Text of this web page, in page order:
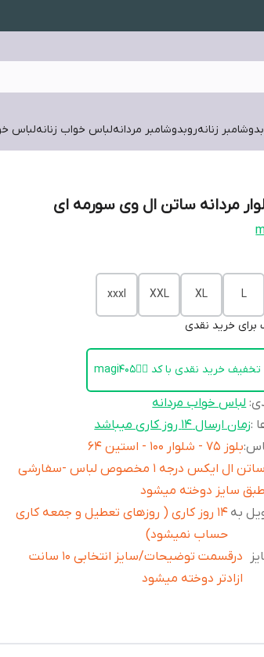
زنانهروبدوشامبر مردانهلباس خواب زنانهلباس
مردانه ساتن ال وی سورمه ای
L
XL
XXL
xxxl
خرید نقدی
:لباس خواب مردانه
:زمان ارسال ۱۴ روز کاری میباشد
:بلوز 75 - شلوار 100 - استین 64
ساتن ال ایکس درجه 1 مخصوص لباس -سفارشی
طبق سایز دوخته میشود
به
1۴ روز کاری ( روزهای تعطیل و جمعه کاری
حساب نمیشود)
درقسمت توضیحات/سایز انتخابی 10 سانت
ازادتر دوخته میشود